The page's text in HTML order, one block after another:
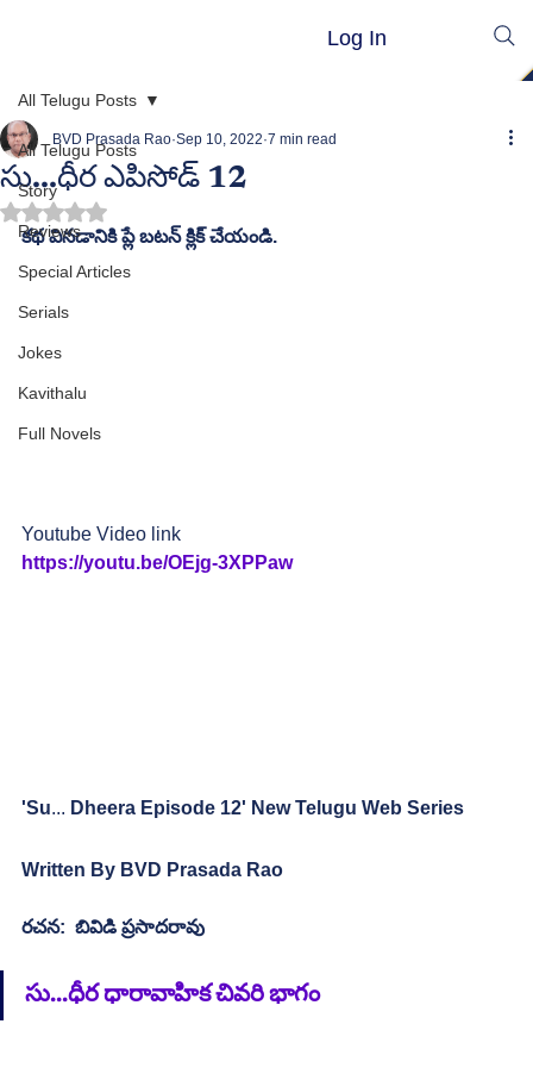
Log In
All Telugu Posts
Story
Reviews
Special Articles
Serials
Jokes
Kavithalu
Full Novels
All Telugu Posts
సు...ధీర ఎపిసోడ్ 12
BVD Prasada Rao Sep 10, 2022 7 min read
Rated NaN out of 5 stars.
కథ వినడానికి ప్లే బటన్ క్లిక్ చేయండి.
Youtube Video link
https://youtu.be/OEjg-3XPPaw
'Su... Dheera Episode 12' New Telugu Web Series
Written By BVD Prasada Rao
రచన:  బివిడి ప్రసాదరావు
సు...ధీర ధారావాహిక చివరి భాగం